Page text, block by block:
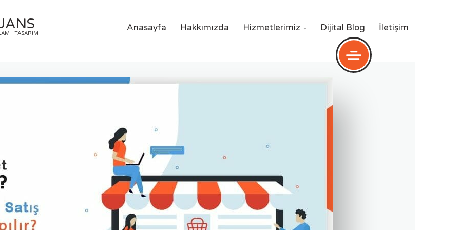
| TASARIM
Anasayfa Hakkımızda Hizmetlerimiz  Dijital Blog İletişim